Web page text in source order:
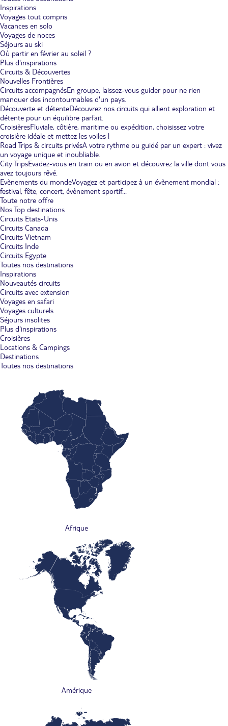
Inspirations
Voyages tout compris
Vacances en solo
Voyages de noces
Séjours au ski
Où partir en février au soleil ?
Plus d'inspirations
Circuits & Découvertes
Nouvelles Frontières
Circuits accompagnésEn groupe, laissez-vous guider pour ne rien
manquer des incontournables d'un pays.
Découverte et détenteDécouvrez nos circuits qui allient exploration et
détente pour un équilibre parfait.
CroisièresFluviale, côtière, maritime ou expédition, choisissez votre
croisière idéale et mettez les voiles !
Road Trips & circuits privésA votre rythme ou guidé par un expert : vivez
un voyage unique et inoubliable.
City TripsEvadez-vous en train ou en avion et découvrez la ville dont vous
avez toujours rêvé.
Evènements du mondeVoyagez et participez à un évènement mondial :
festival, fête, concert, évènement sportif...
Toute notre offre
Nos Top destinations
Circuits Etats-Unis
Circuits Canada
Circuits Vietnam
Circuits Inde
Circuits Egypte
Toutes nos destinations
Inspirations
Nouveautés circuits
Circuits avec extension
Voyages en safari
Voyages culturels
Séjours insolites
Plus d'inspirations
Croisières
Locations & Campings
Destinations
Toutes nos destinations
Afrique
Amérique